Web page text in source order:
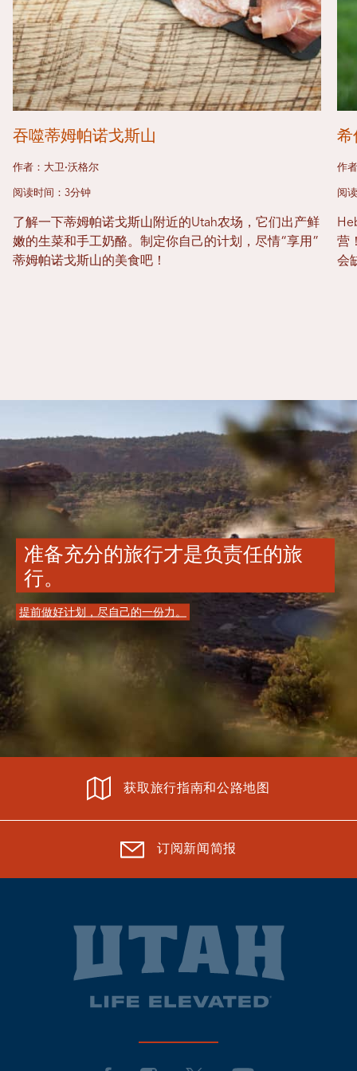
吞噬蒂姆帕诺戈斯山
作者：大卫·沃格尔
阅读时间：3分钟
了解一下蒂姆帕诺戈斯山附近的Utah农场，它们出产鲜
嫩的生菜和手工奶酪。制定你自己的计划，尽情“享用”
蒂姆帕诺戈斯山的美食吧！
希
作
阅
营
会
准备充分的旅行才是负责任的旅
行。
提前做好计划，尽自己的一份力。
获取旅行指南和公路地图
订阅新闻简报